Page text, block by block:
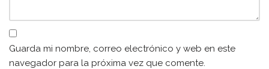
Guarda mi nombre, correo electrónico y web en este
navegador para la próxima vez que comente.